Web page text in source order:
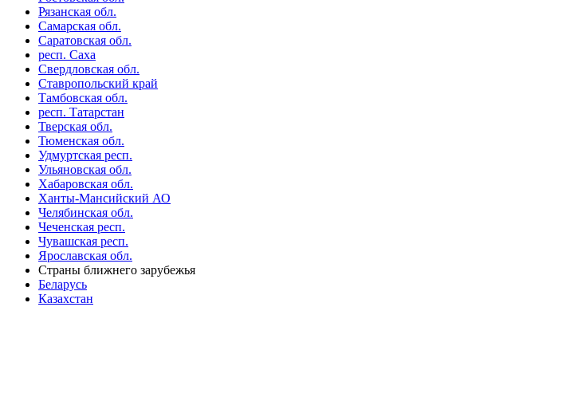
Рязанская обл.
Самарская обл.
Саратовская обл.
респ. Саха
Свердловская обл.
Ставропольский край
Тамбовская обл.
респ. Татарстан
Тверская обл.
Тюменская обл.
Удмуртская респ.
Ульяновская обл.
Хабаровская обл.
Ханты-Мансийский АО
Челябинская обл.
Чеченская респ.
Чувашская респ.
Ярославская обл.
Страны ближнего зарубежья
Беларусь
Казахстан